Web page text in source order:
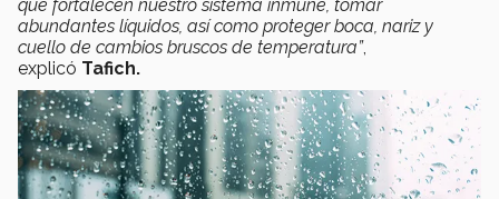
que fortalecen nuestro sistema inmune, tomar
abundantes líquidos, así como proteger boca, nariz y
cuello de cambios bruscos de temperatura”,
explicó Tafich.